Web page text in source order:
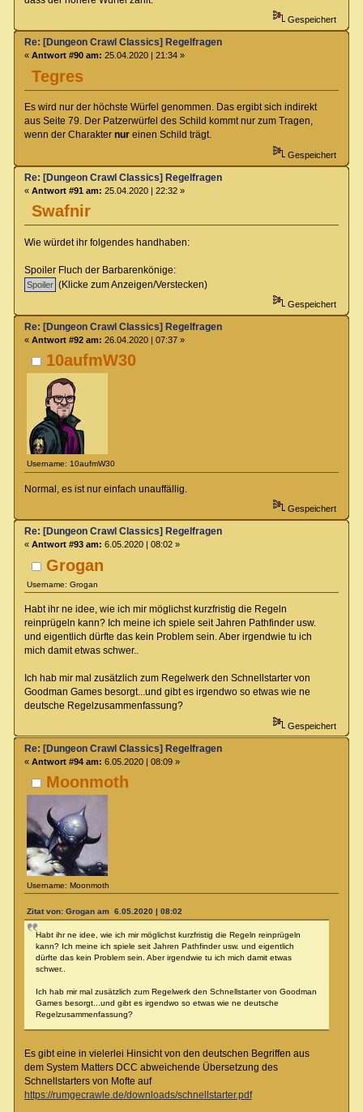
Gespeichert
Tegres
Re: [Dungeon Crawl Classics] Regelfragen
« Antwort #90 am: 25.04.2020 | 21:34 »
Es wird nur der höchste Würfel genommen. Das ergibt sich indirekt
aus Seite 79. Der Patzerwürfel des Schild kommt nur zum Tragen,
wenn der Charakter nureinen Schild trägt.
Gespeichert
Swafnir
Re: [Dungeon Crawl Classics] Regelfragen
« Antwort #91 am: 25.04.2020 | 22:32 »
Wie würdet ihr folgendes handhaben:
Spoiler Fluch der Barbarenkönige:
(Klicke zum Anzeigen/Verstecken)
Gespeichert
10aufmW30
Username: 10aufmW30
Re: [Dungeon Crawl Classics] Regelfragen
« Antwort #92 am: 26.04.2020 | 07:37 »
Normal, es ist nur einfach unauffällig.
Gespeichert
Grogan
Username: Grogan
Re: [Dungeon Crawl Classics] Regelfragen
« Antwort #93 am: 6.05.2020 | 08:02 »
Habt ihr ne idee, wie ich mir möglichst kurzfristig die Regeln
reinprügeln kann? Ich meine ich spiele seit Jahren Pathfinder usw.
und eigentlich dürfte das kein Problem sein. Aber irgendwie tu ich
mich damit etwas schwer..
Ich hab mir mal zusätzlich zum Regelwerk den Schnellstarter von
Goodman Games besorgt...und gibt es irgendwo so etwas wie ne
deutsche Regelzusammenfassung?
Gespeichert
Moonmoth
Username: Moonmoth
Re: [Dungeon Crawl Classics] Regelfragen
« Antwort #94 am: 6.05.2020 | 08:09 »
Zitat von: Grogan am 6.05.2020 | 08:02
Habt ihr ne idee, wie ich mir möglichst kurzfristig die Regeln reinprügeln
kann? Ich meine ich spiele seit Jahren Pathfinder usw. und eigentlich
dürfte das kein Problem sein. Aber irgendwie tu ich mich damit etwas
schwer..
Ich hab mir mal zusätzlich zum Regelwerk den Schnellstarter von Goodman
Games besorgt...und gibt es irgendwo so etwas wie ne deutsche
Regelzusammenfassung?
Es gibt eine in vielerlei Hinsicht von den deutschen Begriffen aus
dem System Matters DCC abweichende Übersetzung des
Schnellstarters von Mofte auf
https://rumgecrawle.de/downloads/schnellstarter.pdf